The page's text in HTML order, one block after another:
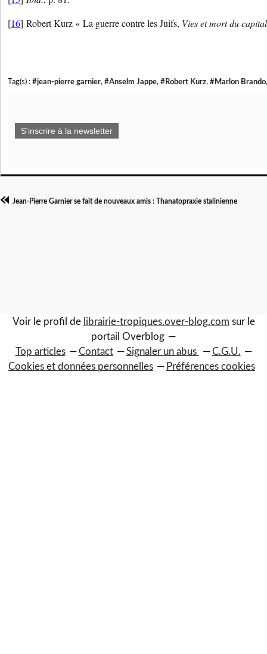
[16] Robert Kurz « La guerre contre les Juifs, Vies et mort du
Tag(s) : #jean-pierre garnier, #Anselm Jappe, #Robert Kurz, #Marlon Brando
S'inscrire à la newsletter
Jean-Pierre Garnier se fait de nouveaux amis : Thanatopraxie stalinienne
Voir le profil de librairie-tropiques.over-blog.com sur le
portail Overblog
Top articles
Contact Signaler un abus
C.G.U.
Cookies et données personnelles
Préférences cookies